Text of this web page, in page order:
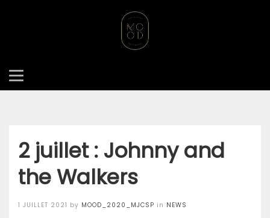
2 juillet : Johnny and
the Walkers
Posted
1 JUILLET 2021 by MOOD_2020_MJCSP in NEWS